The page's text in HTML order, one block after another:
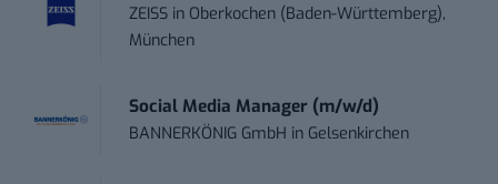
ZEISS in Oberkochen (Baden-Württemberg),
München
Social Media Manager (m/w/d)
BANNERKÖNIG GmbH in Gelsenkirchen